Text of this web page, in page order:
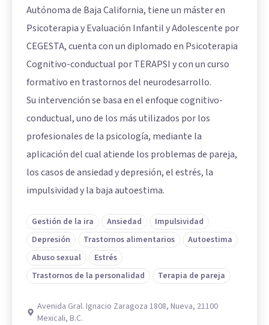
Autónoma de Baja California, tiene un máster en
Psicoterapia y Evaluación Infantil y Adolescente por
CEGESTA, cuenta con un diplomado en Psicoterapia
Cognitivo-conductual por TERAPSI y con un curso
formativo en trastornos del neurodesarrollo.
Su intervención se basa en el enfoque cognitivo-
conductual, uno de los más utilizados por los
profesionales de la psicología, mediante la
aplicación del cual atiende los problemas de pareja,
los casos de ansiedad y depresión, el estrés, la
impulsividad y la baja autoestima.
Gestión de la ira Ansiedad
Impulsividad
Depresión
Trastornos alimentarios
Autoestima
Abuso sexual
Estrés
Trastornos de la personalidad
Terapia de pareja
Avenida Gral. Ignacio Zaragoza 1808, Nueva, 21100
Mexicali, B.C.